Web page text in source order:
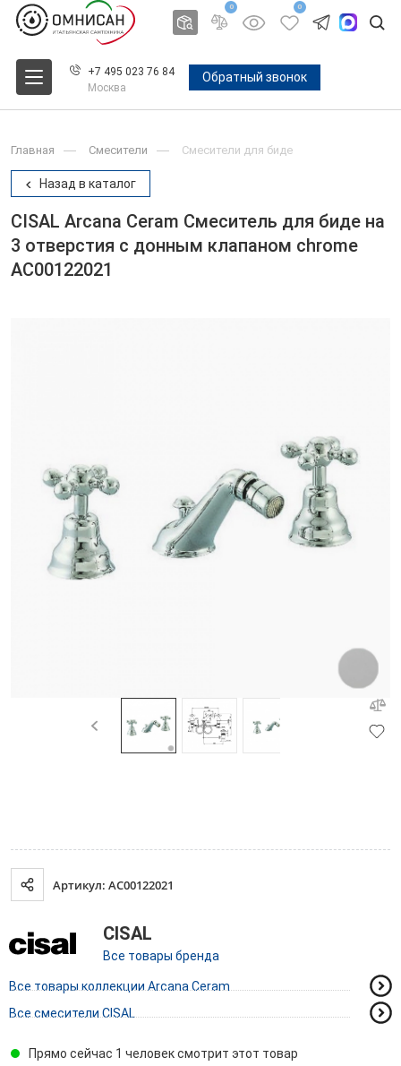
0 0
+7 495 023 76 84
Москва
Обратный звонок
Главная Смесители Смесители для биде
Назад в каталог
CISAL Arcana Ceram Смеситель для биде на
3 отверстия с донным клапаном chrome
AC00122021
Артикул: AC00122021
CISAL
Все товары бренда
Все товары коллекции Arcana Ceram
Все смесители CISAL
Прямо сейчас 1 человек смотрит этот товар